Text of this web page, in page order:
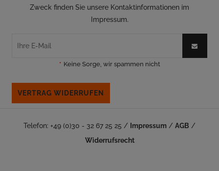
Zweck finden Sie unsere Kontaktinformationen im
Impressum.
* Keine Sorge, wir spammen nicht
VERTRAG WIDERRUFEN
Telefon: +49 (0)30 - 32 67 25 25 / Impressum / AGB /
Widerrufsrecht